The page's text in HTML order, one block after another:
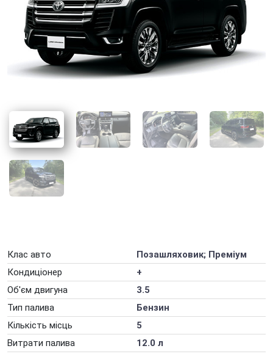
Оренда авто для фотосесії
Оренда авто для юридичних осіб
Оренда авто з ГБО
Оренда авто на весілля
Оренда авто на добу
Оренда авто на захід
Оренда авто на місяць
Оренда авто на рік
Оренда машини на тиждень
Погодинна оренда автомобіля
Додаткові послуги оренди автомобілів
Клас авто
Позашляховик; Преміум
Кондиціонер
+
Об'єм двигуна
3.5
Тип палива
Бензин
Кількість місць
5
Витрати палива
12.0 л